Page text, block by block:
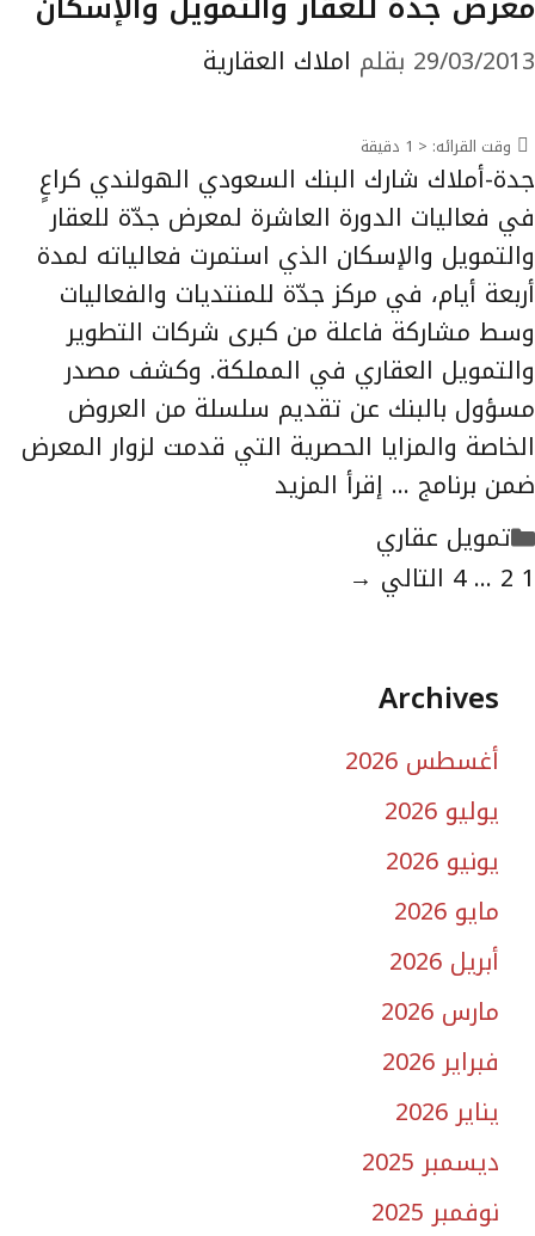
29/03/2013 بقلم املاك العقارية
وقت القرائه: < 1 دقيقة
جدة-أملاك شارك البنك السعودي الهولندي كراعٍ
في فعاليات الدورة العاشرة لمعرض جدّة للعقار
والتمويل والإسكان الذي استمرت فعالياته لمدة
أربعة أيام، في مركز جدّة للمنتديات والفعاليات
وسط مشاركة فاعلة من كبرى شركات التطوير
والتمويل العقاري في المملكة. وكشف مصدر
مسؤول بالبنك عن تقديم سلسلة من العروض
الخاصة والمزايا الحصرية التي قدمت لزوار المعرض
ضمن برنامج … إقرأ المزيد
التصنيفات
تمويل عقاري
الصفحة
1 الصفحة
2
...الصفحة
4 التالي →
Archives
أغسطس 2026
يوليو 2026
يونيو 2026
مايو 2026
أبريل 2026
مارس 2026
فبراير 2026
يناير 2026
ديسمبر 2025
نوفمبر 2025